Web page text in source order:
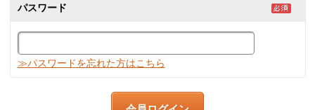
パスワード
≫パスワードを忘れた方はこちら